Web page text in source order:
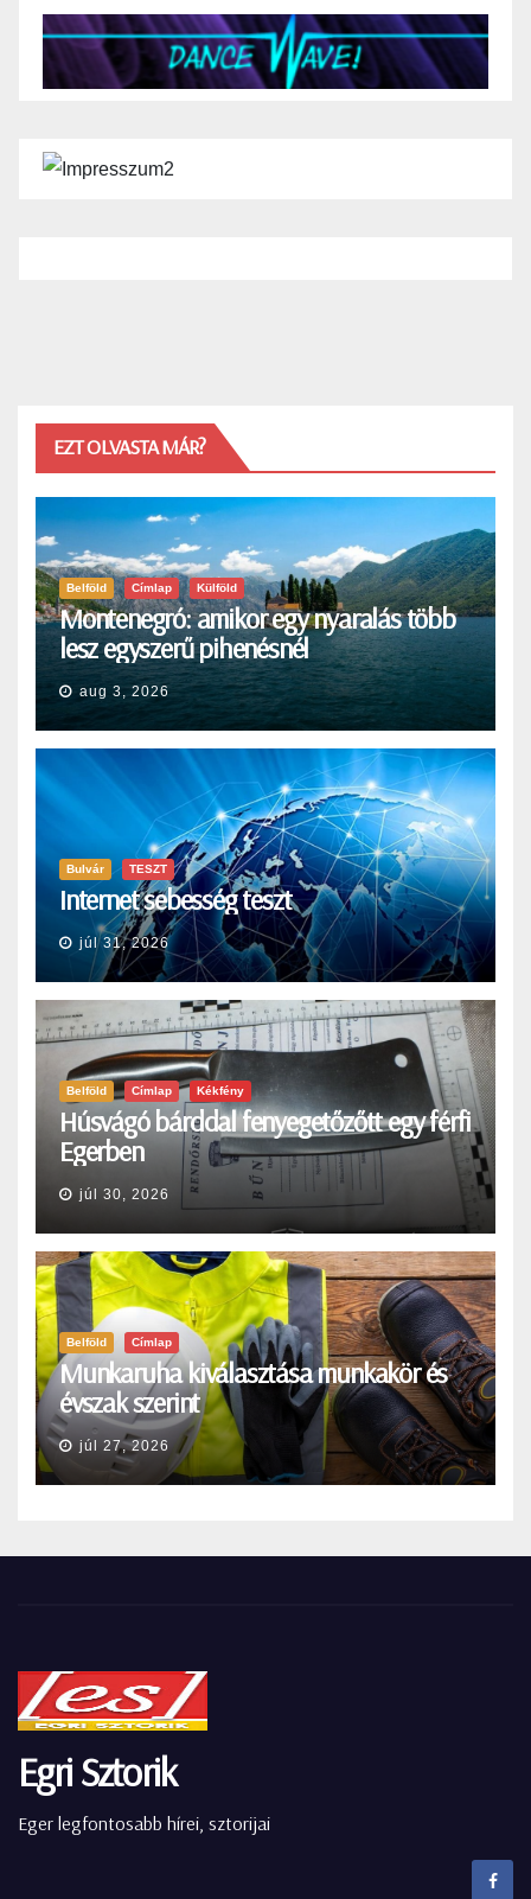
EZT OLVASTA MÁR?
Belföld Címlap Külföld
Montenegró: amikor egy nyaralás több
lesz egyszerű pihenésnél
aug 3, 2026
Bulvár TESZT
Internet sebesség teszt
júl 31, 2026
Belföld Címlap Kékfény
Húsvágó bárddal fenyegetőzőtt egy férfi
Egerben
júl 30, 2026
Belföld Címlap
Munkaruha kiválasztása munkakör és
évszak szerint
júl 27, 2026
Egri Sztorik
Eger legfontosabb hírei, sztorijai